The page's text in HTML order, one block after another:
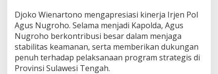
Djoko Wienartono mengapresiasi kinerja Irjen Pol
Agus Nugroho. Selama menjadi Kapolda, Agus
Nugroho berkontribusi besar dalam menjaga
stabilitas keamanan, serta memberikan dukungan
penuh terhadap pelaksanaan program strategis di
Provinsi Sulawesi Tengah.